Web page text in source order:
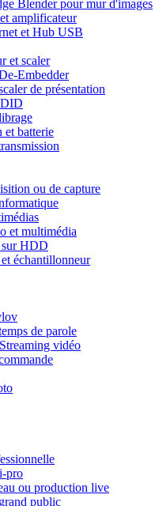
Blender pour mur d'images
amplificateur
et Hub USB
et scaler
Embedder
de présentation
et batterie
ou de capture
et multimédia
sur HDD
échantillonneur
de parole
vidéo
pro
ou production live
public